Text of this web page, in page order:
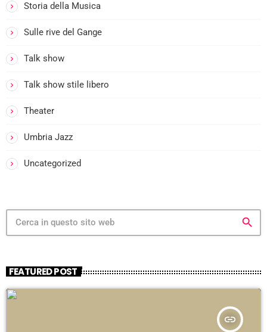
Storia della Musica
Sulle rive del Gange
Talk show
Talk show stile libero
Theater
Umbria Jazz
Uncategorized
search
FEATURED POST
insert_link